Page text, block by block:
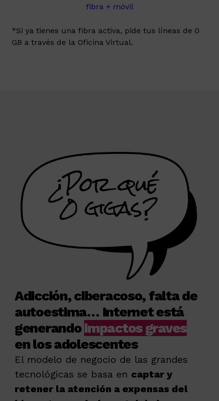
fibra + móvil
*Si ya tienes una fibra activa, pide tus líneas de 0
GB a través de la Oficina Virtual.
Adicción, ciberacoso, falta de
autoestima… Internet está
generandoimpactos graves
en los adolescentes
El modelo de negocio de las grandes
tecnológicas se basa en captar y
retener la atención a expensas del